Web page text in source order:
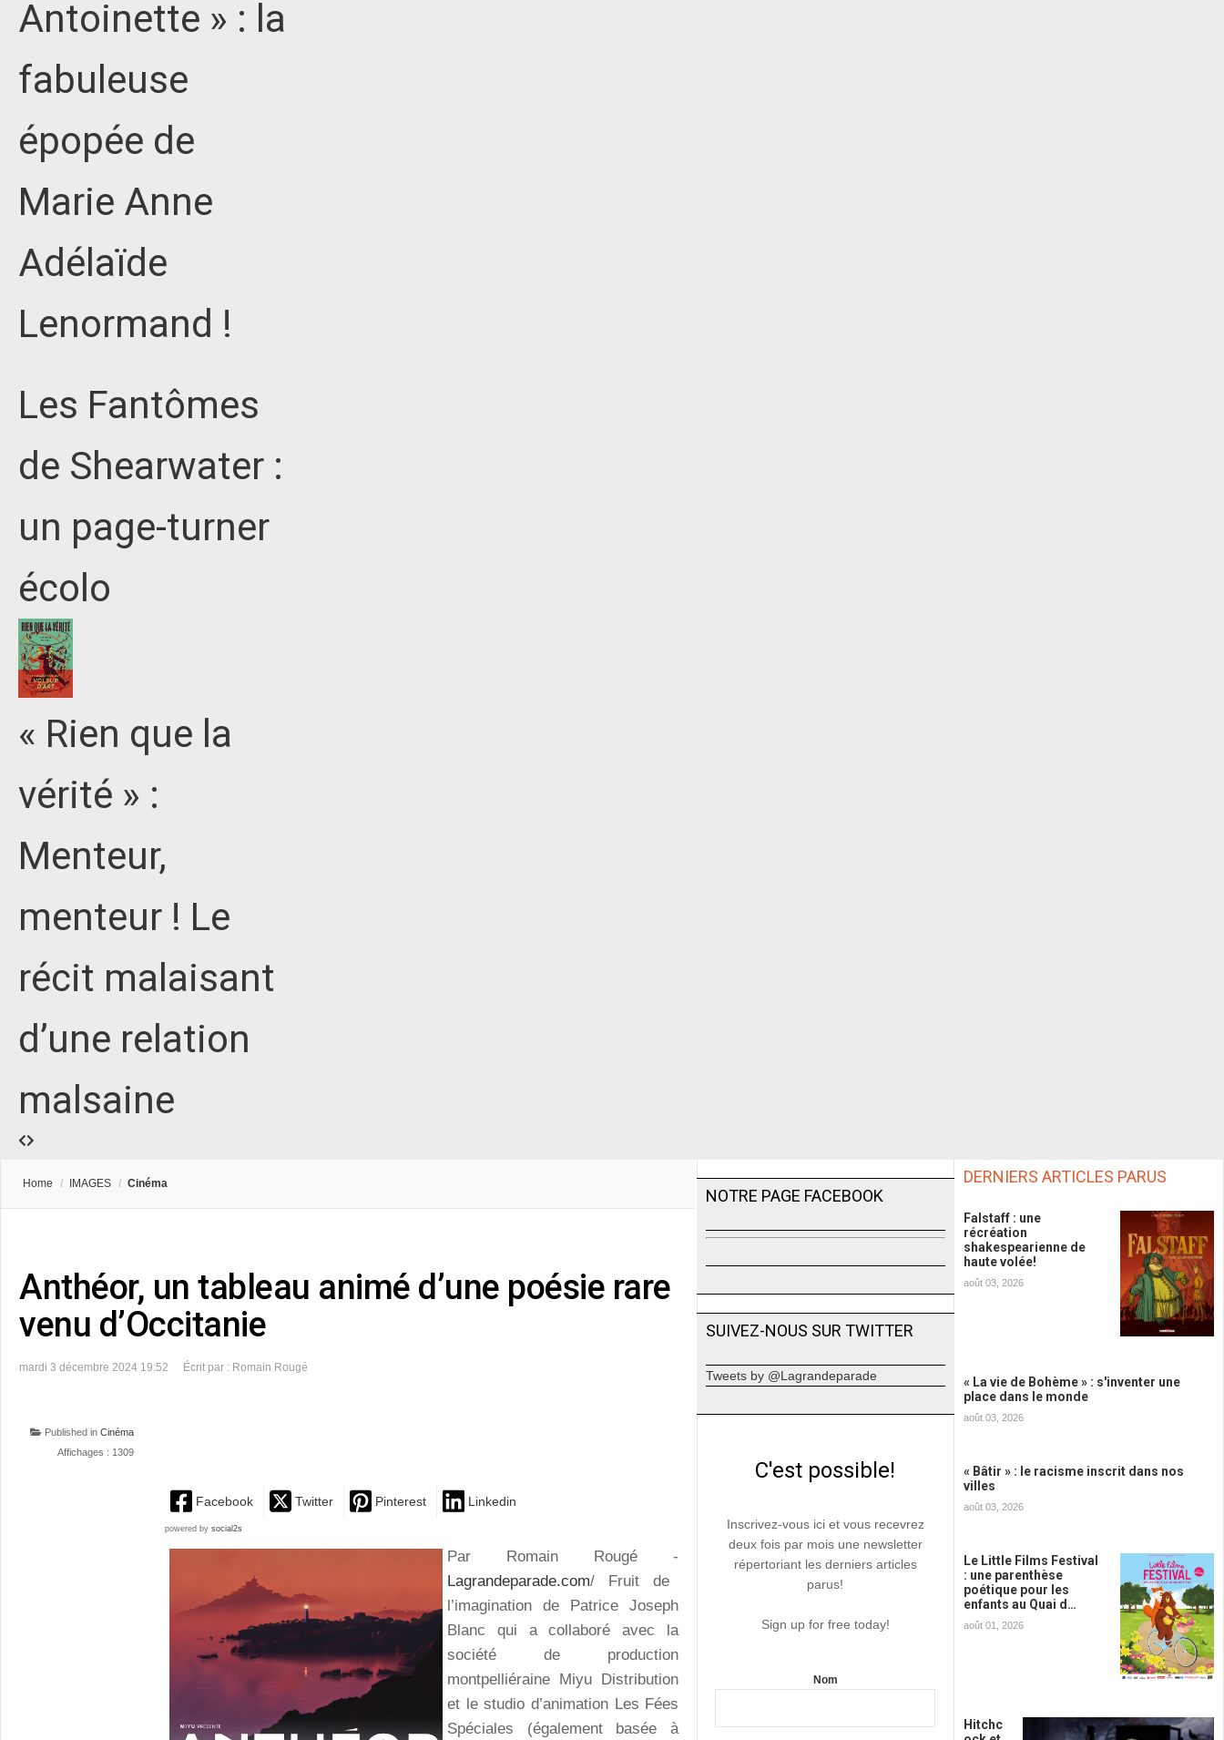
Antoinette » : la
fabuleuse
épopée de
Marie Anne
Adélaïde
Lenormand !
Les Fantômes
de Shearwater :
un page-turner
écolo
« Rien que la
vérité » :
Menteur,
menteur ! Le
récit malaisant
d’une relation
malsaine
Home / IMAGES / Cinéma
Anthéor, un tableau animé d’une poésie rare
venu d’Occitanie
mardi 3 décembre 2024 19:52 Écrit par : Romain Rougé
Published in Cinéma
Affichages : 1309
Facebook Twitter Pinterest Linkedin
powered by social2s
Par Romain Rougé -
Lagrandeparade.com/ Fruit de
l’imagination de Patrice Joseph
Blanc qui a collaboré avec la
société de production
montpelliéraine Miyu Distribution
et le studio d’animation Les Fées
Spéciales (également basée à
NOTRE PAGE FACEBOOK
SUIVEZ-NOUS SUR TWITTER
Tweets by @Lagrandeparade
C'est possible!
Inscrivez-vous ici et vous recevrez
deux fois par mois une newsletter
répertoriant les derniers articles
parus!
Sign up for free today!
Nom
DERNIERS ARTICLES PARUS
Falstaff : une
récréation
shakespearienne de
haute volée!
août 03, 2026
« La vie de Bohème » : s'inventer une
place dans le monde
août 03, 2026
« Bâtir » : le racisme inscrit dans nos
villes
août 03, 2026
Le Little Films Festival
: une parenthèse
poétique pour les
enfants au Quai d…
août 01, 2026
Hitchc